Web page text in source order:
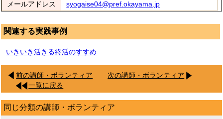
メールアドレス
syogaise04@pref.okayama.jp
関連する実践事例
いきいき活きる終活のすすめ
前の講師・ボランティア
次の講師・ボランティア
一覧に戻る
同じ分類の講師・ボランティア